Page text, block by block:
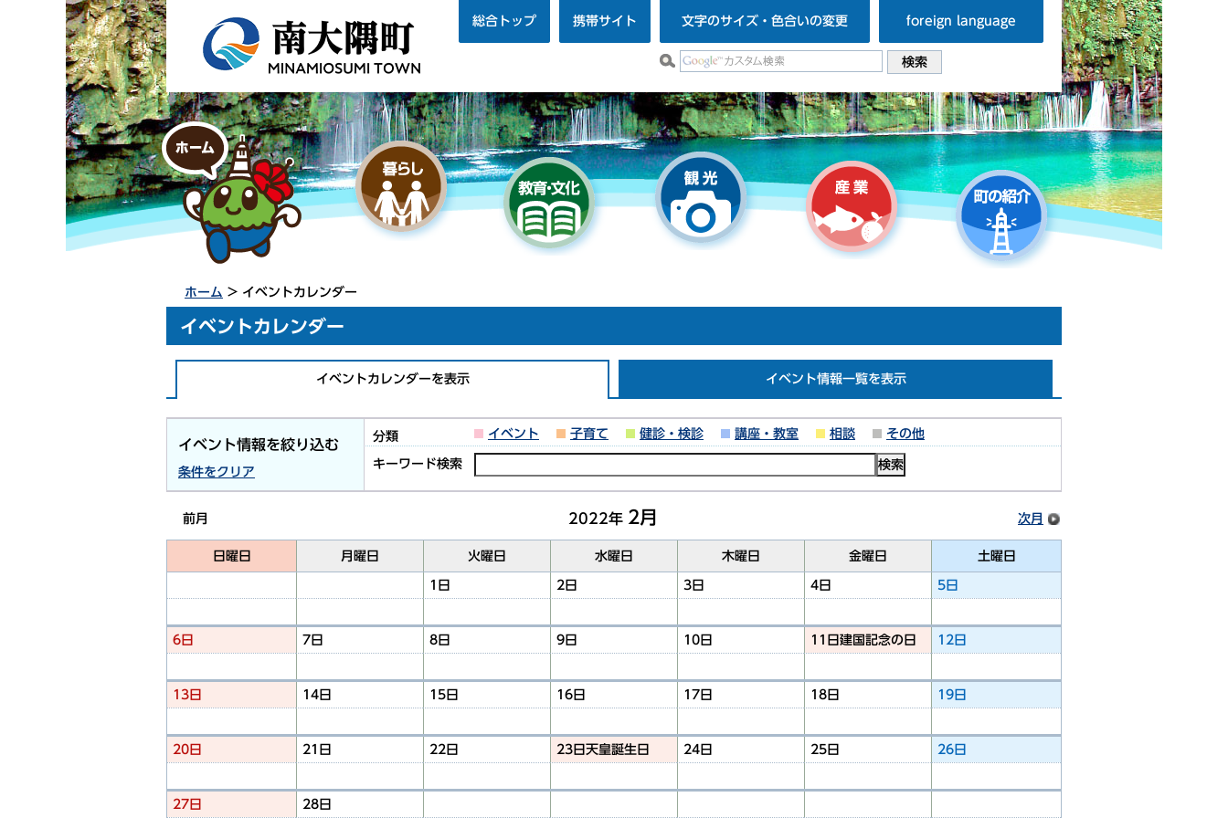
総合トップ 携帯サイト 文字のサイズ・色合いの変更 foreign language
ホーム > イベントカレンダー
イベントカレンダー
イベントカレンダーを表示 イベント情報一覧を表示
イベント情報を絞り込む
条件をクリア
分類 イベント 子育て 健診・検診 講座・教室 相談 その他
キーワード検索
前月 2022年 2月 次月
日曜日 月曜日 火曜日 水曜日 木曜日 金曜日 土曜日
1日 2日 3日 4日 5日
6日 7日 8日 9日 10日 11日 建国記念の日 12日
13日 14日 15日 16日 17日 18日 19日
20日 21日 22日 23日 天皇誕生日 24日 25日 26日
27日 28日